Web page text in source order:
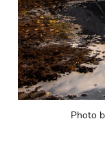
Photo